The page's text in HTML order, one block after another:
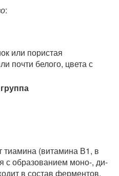
:
или пористая
почти белого, цвета с
тиамина (витамина В1, в
с об­разованием моно-, ди-
в состав ферментов,